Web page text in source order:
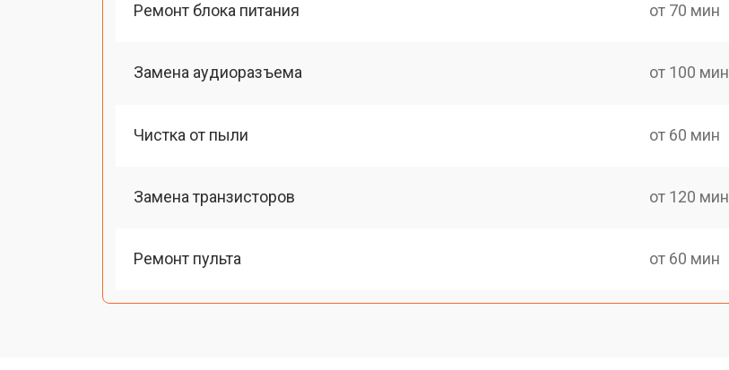
Ремонт блока питания от 70 мин
Замена аудиоразъема от 100 мин
Чистка от пыли от 60 мин
Замена транзисторов от 120 мин
Ремонт пульта от 60 мин